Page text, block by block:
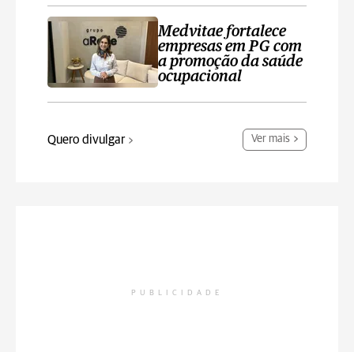
Medvitae fortalece
empresas em PG com
a promoção da saúde
ocupacional
Quero divulgar Ver mais
PUBLICIDADE